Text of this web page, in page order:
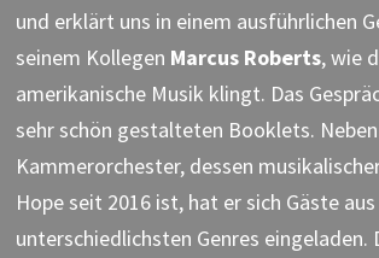
und erklärt uns in einem ausführlichen
seinem Kollegen Marcus Roberts, wie
amerikanische Musik klingt. Das
sehr schön gestalteten Booklets.
Kammerorchester, dessen
Hope seit 2016 ist, hat er sich Gäste aus
unterschiedlichsten Genres eingeladen.